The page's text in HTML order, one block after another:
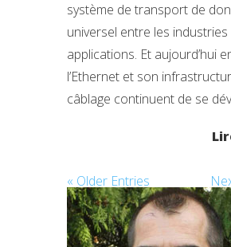
système de transport de
universel entre les industries
applications. Et aujourd’hui
l’Ethernet et son
câblage continuent de se
« Older Entries